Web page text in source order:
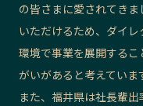
の皆さまに愛されてき
いただけるため、ダイ
環境で事業を展開する
がいがあると考えていま
また、福井県は社長輩